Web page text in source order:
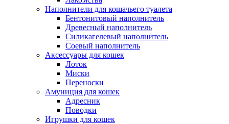
Наполнители для кошачьего туалета
Бентонитовый наполнитель
Древесный наполнитель
Силикагелевый наполнитель
Соевый наполнитель
Аксессуары для кошек
Лоток
Миски
Переноски
Амуниция для кошек
Адресник
Поводки
Игрушки для кошек